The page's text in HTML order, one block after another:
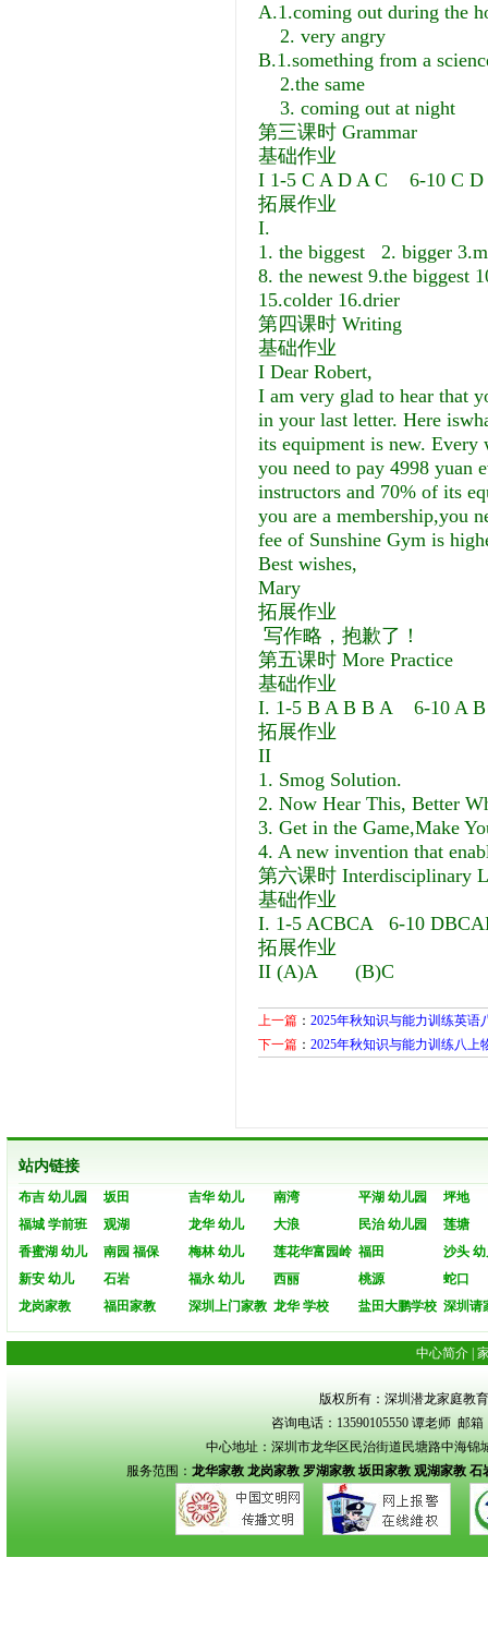
A.1.coming out during the
2. very angry
B.1.something from a
2.the same
3. coming out at night
第三课时 Grammar
基础作业
I 1-5 C A D A C 6-10 C D
拓展作业
I.
1. the biggest 2. bigger
8. the newest 9.the biggest
15.colder 16.drier
第四课时 Writing
基础作业
I Dear Robert,
I am very glad to hear that
in your last letter. Here
its equipment is new. Every
you need to pay 4998 yuan
instructors and 70% of its
you are a membership,you
fee of Sunshine Gym is
Best wishes,
Mary
拓展作业
写作略，抱歉了！
第五课时 More Practice
基础作业
I. 1-5 B A B B A 6-10 A B
拓展作业
II
1. Smog Solution.
2. Now Hear This, Better
3. Get in the Game,Make
4. A new invention that
第六课时 Interdisciplinary
基础作业
I. 1-5 ACBCA 6-10
拓展作业
II (A)A (B)C
上一篇 ： 2025年秋知识与能力训练英语
下一篇 ： 2025年秋知识与能力训练八上
站内链接
布吉 幼儿园 坂田 吉华 幼儿 南湾 平湖 幼儿园
坪地
福城 学前班
观湖 龙华 幼儿 大浪 民治 幼儿园
莲塘
香蜜湖 幼儿
南园 福保 梅林 幼儿 莲花华富园岭 福田
沙头
新安 幼儿
石岩 福永 幼儿 西丽 桃源
蛇口
龙岗家教
福田家教 深圳上门家教 龙华 学校 盐田大鹏学校 深圳请
中心简介
版权所有：深圳潜龙家庭教育
咨询电话：13590105550 谭老师 邮
中心地址：深圳市龙华区民治街道民塘路中海锦
服务范围： 龙华家教 龙岗家教 罗湖家教 坂田家教 观湖家教 石